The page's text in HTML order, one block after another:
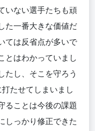
いない選手たちも頑
た一番大きな価値だ
ては反省点が多いで
とはわかっていまし
たし、そこを守ろう
たせてしまいまし
ることは今後の課題
しっかり修正できた